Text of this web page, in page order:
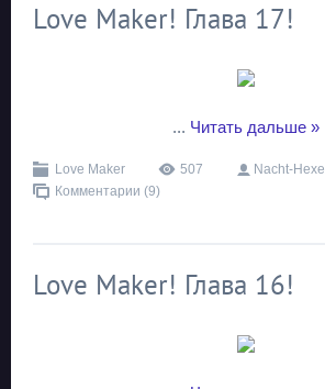
Love Maker! Глава 17!
... Читать дальше »
Love Maker 507 Nacht-Hexe
Комментарии (9)
Love Maker! Глава 16!